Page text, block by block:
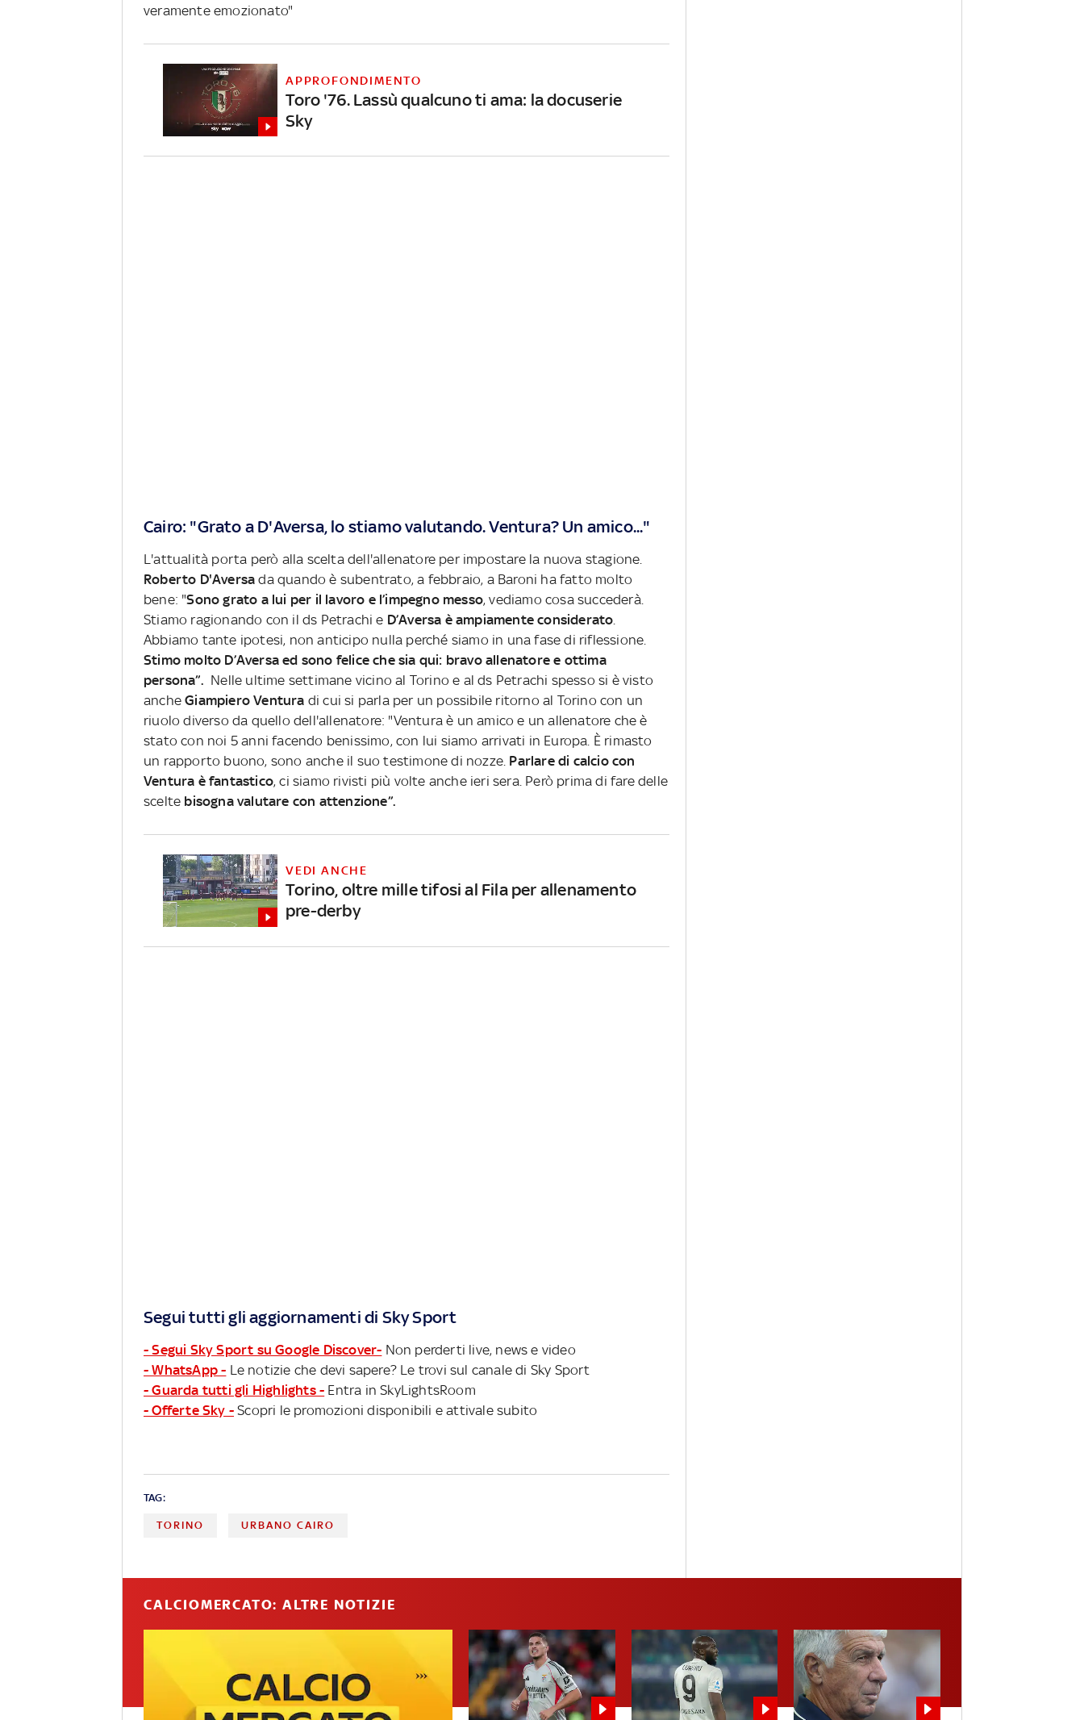
veramente emozionato"
APPROFONDIMENTO
Toro '76. Lassù qualcuno ti ama: la docuserie
Sky
Cairo: "Grato a D'Aversa, lo stiamo valutando. Ventura? Un amico..."
L'attualità porta però alla scelta dell'allenatore per impostare la nuova stagione.
Roberto D'Aversa da quando è subentrato, a febbraio, a Baroni ha fatto molto
bene: "Sono grato a lui per il lavoro e l’impegno messo, vediamo cosa succederà.
Stiamo ragionando con il ds Petrachi e D’Aversa è ampiamente considerato
Abbiamo tante ipotesi, non anticipo nulla perché siamo in una fase di riflessione.
Stimo molto D’Aversa ed sono felice che sia qui: bravo allenatore e ottima
persona”. Nelle ultime settimane vicino al Torino e al ds Petrachi spesso si è visto
ancheGiampiero Ventura di cui si parla per un possibile ritorno al Torino con un
riuolo diverso da quello dell'allenatore: "Ventura è un amico e un allenatore che è
stato con noi 5 anni facendo benissimo, con lui siamo arrivati in Europa. È rimasto
un rapporto buono, sono anche il suo testimone di nozze. Parlare di calcio con
Ventura è fantastico, ci siamo rivisti più volte anche ieri sera. Però prima di fare delle
scelte bisogna valutare con attenzione”.
VEDI ANCHE
Torino, oltre mille tifosi al Fila per allenamento
pre-derby
Segui tutti gli aggiornamenti di Sky Sport
- Segui Sky Sport su Google Discover- Non perderti live, news e video
- WhatsApp - Le notizie che devi sapere? Le trovi sul canale di Sky Sport
- Guarda tutti gli Highlights - Entra in SkyLightsRoom
- Offerte Sky - Scopri le promozioni disponibili e attivale subito
TAG:
TORINO URBANO CAIRO
CALCIOMERCATO: ALTRE NOTIZIE